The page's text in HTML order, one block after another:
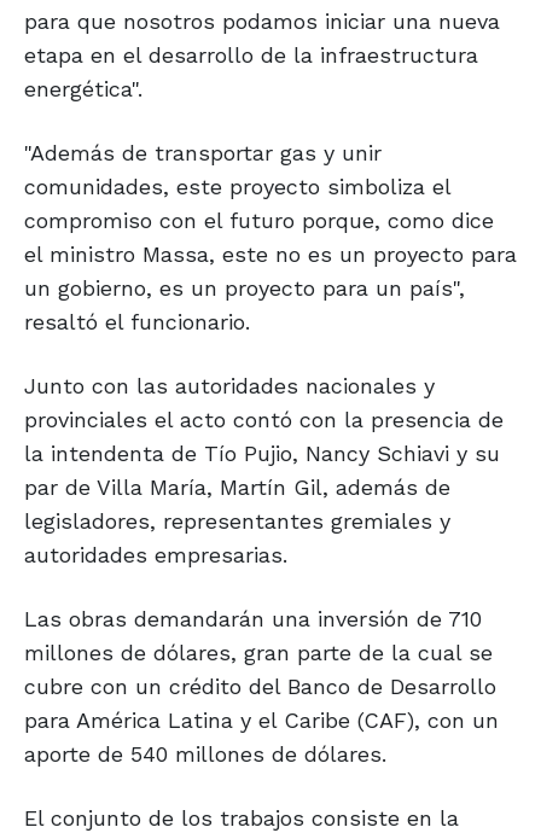
para que nosotros podamos iniciar una nueva
etapa en el desarrollo de la infraestructura
energética".
"Además de transportar gas y unir
comunidades, este proyecto simboliza el
compromiso con el futuro porque, como dice
el ministro Massa, este no es un proyecto para
un gobierno, es un proyecto para un país",
resaltó el funcionario.
Junto con las autoridades nacionales y
provinciales el acto contó con la presencia de
la intendenta de Tío Pujio, Nancy Schiavi y su
par de Villa María, Martín Gil, además de
legisladores, representantes gremiales y
autoridades empresarias.
Las obras demandarán una inversión de 710
millones de dólares, gran parte de la cual se
cubre con un crédito del Banco de Desarrollo
para América Latina y el Caribe (CAF), con un
aporte de 540 millones de dólares.
El conjunto de los trabajos consiste en la